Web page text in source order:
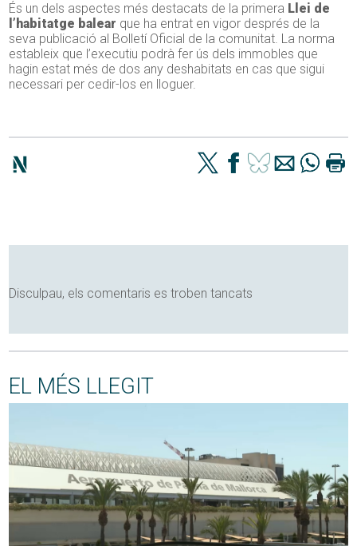
És un dels aspectes més destacats de la primera Llei de
l’habitatge balear que ha entrat en vigor després de la
seva publicació al Bolletí Oficial de la comunitat. La norma
estableix que l’executiu podrà fer ús dels immobles que
hagin estat més de dos any deshabitats en cas que sigui
necessari per cedir-los en lloguer.
Disculpau, els comentaris es troben tancats
EL MÉS LLEGIT